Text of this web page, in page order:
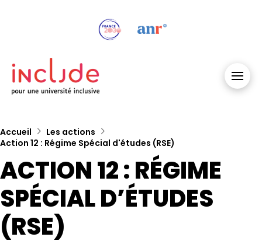
Accueil
Les actions
Action 12 : Régime Spécial d'études (RSE)
ACTION 12 : RÉGIME
SPÉCIAL D’ÉTUDES
(RSE)